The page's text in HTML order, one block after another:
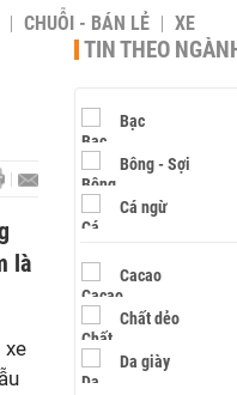
CHUỖI - BÁN LẺ XE
là
xe
TIN THEO
Bạc
Bông - Sợi
Cá ngừ
Cacao
Chất dẻo
Da giày